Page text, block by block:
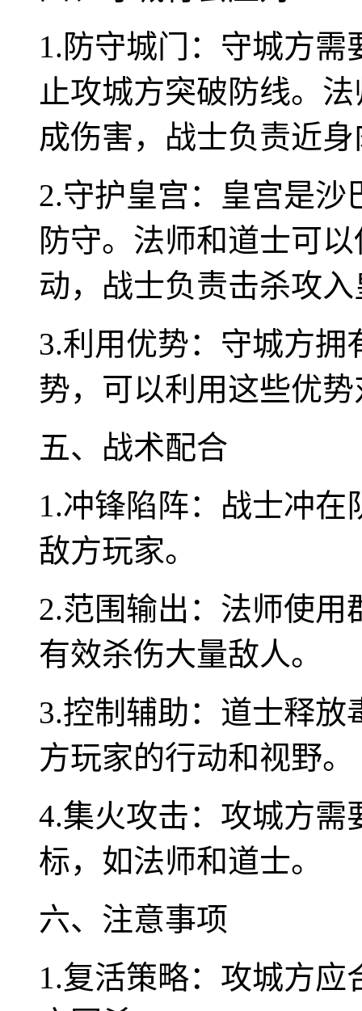
1.防守城门：守城方
止攻城方突破防线。
成伤害，战士负责近
2.守护皇宫：皇宫是
防守。法师和道士可
动，战士负责击杀攻
3.利用优势：守城方拥
势，可以利用这些优
五、战术配合
1.冲锋陷阵：战士冲
敌方玩家。
2.范围输出：法师使
有效杀伤大量敌人。
3.控制辅助：道士释
方玩家的行动和视野。
4.集火攻击：攻城方需
标，如法师和道士。
六、注意事项
1.复活策略：攻城方